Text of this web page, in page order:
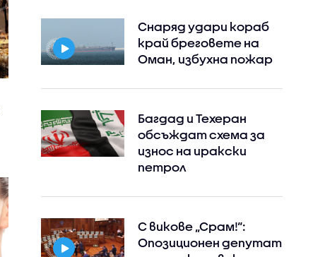
Снаряд удари кораб
край бреговете на
Оман, избухна пожар
Багдад и Техеран
обсъждат схема за
износ на иракски
петрол
С викове „Срам!“:
Опозиционен депутат